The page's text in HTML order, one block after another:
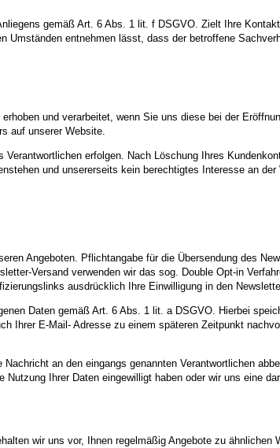
gemäß Art. 6 Abs. 1 lit. f DSGVO. Zielt Ihre
entnehmen lässt, dass der betroffene
und verarbeitet, wenn Sie uns diese bei der
auf unserer Website.
erfolgen. Nach Löschung Ihres
und unsererseits kein berechtigtes Interesse an der
Angeboten. Pflichtangabe für die Übersendung des
Versand verwenden wir das sog. Double Opt-in
ausdrücklich Ihre Einwilligung in den
Daten gemäß Art. 6 Abs. 1 lit. a DSGVO. Hierbei
Ihrer E-Mail- Adresse zu einem späteren Zeitpunkt
an den eingangs genannten Verantwortlichen
Ihrer Daten eingewilligt haben oder wir uns eine
wir uns vor, Ihnen regelmäßig Angebote zu ähnlichen